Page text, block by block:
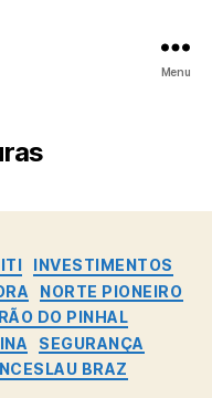
Menu
INVESTIMENTOS
NORTE PIONEIRO
DO PINHAL
SEGURANÇA
BRAZ